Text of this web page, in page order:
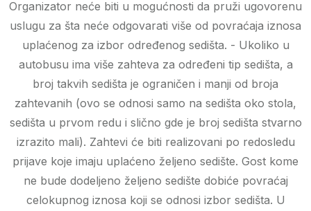
Organizator neće biti u mogućnosti da pruži ugovorenu
uslugu za šta neće odgovarati više od povraćaja iznosa
uplaćenog za izbor određenog sedišta. - Ukoliko u
autobusu ima više zahteva za određeni tip sedišta, a
broj takvih sedišta je ograničen i manji od broja
zahtevanih (ovo se odnosi samo na sedišta oko stola,
sedišta u prvom redu i slično gde je broj sedišta stvarno
izrazito mali). Zahtevi će biti realizovani po redosledu
prijave koje imaju uplaćeno željeno sedište. Gost kome
ne bude dodeljeno željeno sedište dobiće povraćaj
celokupnog iznosa koji se odnosi izbor sedišta. U